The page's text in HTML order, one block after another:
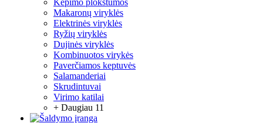
Kepimo plokštumos
Makaronų viryklės
Elektrinės viryklės
Ryžių viryklės
Dujinės viryklės
Kombinuotos virykės
Paverčiamos keptuvės
Salamanderiai
Skrudintuvai
Virimo katilai
+ Daugiau 11